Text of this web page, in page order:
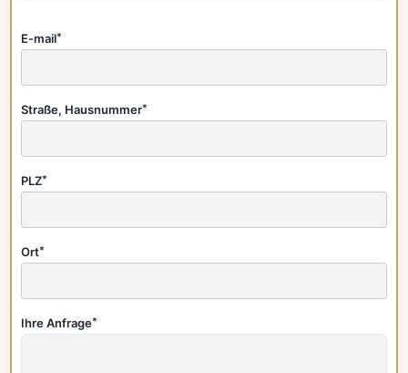
E-mail*
Straße, Hausnummer*
PLZ*
Ort*
Ihre Anfrage*